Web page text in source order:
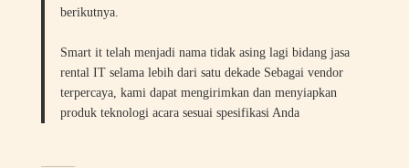
berikutnya.
Smart it telah menjadi nama tidak asing lagi bidang jasa
rental IT selama lebih dari satu dekade Sebagai vendor
terpercaya, kami dapat mengirimkan dan menyiapkan
produk teknologi acara sesuai spesifikasi Anda